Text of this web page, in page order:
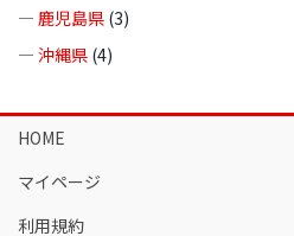
— 鹿児島県 (3)
— 沖縄県 (4)
HOME
マイページ
利用規約